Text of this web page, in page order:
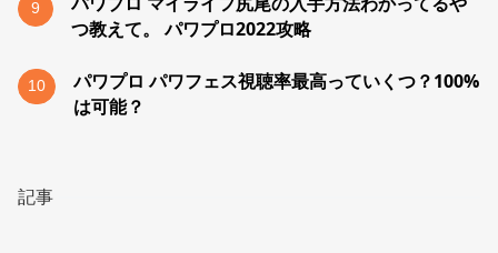
9
つ教えて。 パワプロ2022攻略
10
パワプロ パワフェス視聴率最高っていくつ？100%
は可能？
記事